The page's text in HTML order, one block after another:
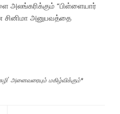
அலங்கரிக்கும் “பிள்ளையார்
சினிமா அனுபவத்தை
அனைவரையும் மகிழ்விக்கும்*